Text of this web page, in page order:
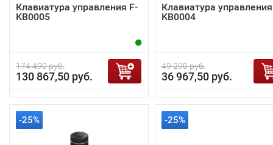
Клавиатура управления F-
KB0005
174 490 руб.
130 867,50 руб.
Клавиатура
KB0004
49 290 руб.
36 967,50 руб.
-25% -25%